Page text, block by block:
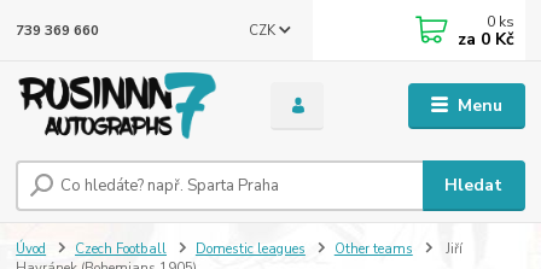
Menu
CZK
Hledat
739 369 660 0 ks
za 0 Kč
Úvod Czech Football Domestic leagues Other teams
Jiří